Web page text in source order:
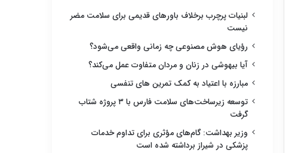
لبنیات پرچرب برخلاف باورهای قدیمی برای سلامت مضر
نیست
رؤیای هوش مصنوعی چه زمانی واقعی می‌شود؟
آیا بیهوشی در زنان و مردان متفاوت عمل می‌کند؟
مبارزه با اعتیاد به کمک تمرین های تنفسی
توسعه زیرساخت‌های سلامت فارس با ۳ پروژه شتاب
گرفت
وزیر بهداشت: گام‌های مؤثری برای تداوم خدمات
پزشکی در شیراز برداشته شده است